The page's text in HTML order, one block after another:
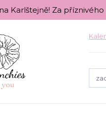
Karlštejně! Za